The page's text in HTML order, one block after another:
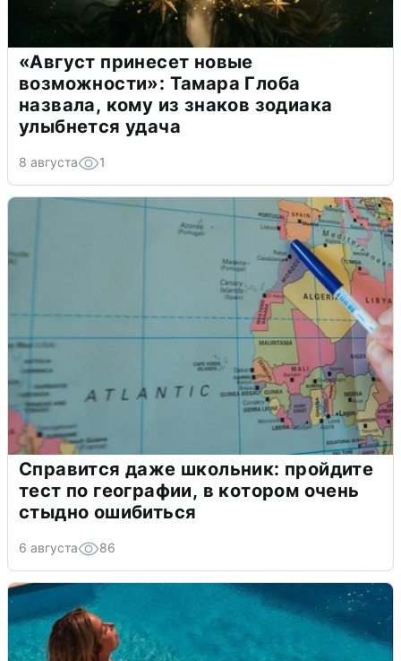
«Август принесет новые
возможности»: Тамара Глоба
назвала, кому из знаков зодиака
улыбнется удача
8 августа 1
Справится даже школьник: пройдите
тест по географии, в котором очень
стыдно ошибиться
6 августа 86